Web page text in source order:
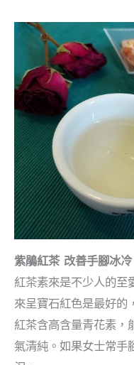
紫鵑紅茶 改善手腳冰冷
紅茶素來是不少人的至
來呈寶石紅色是最好的
紅茶含高含量青花素，
氣清純。如果女士常手